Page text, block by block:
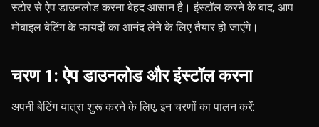
स्टोर से ऐप डाउनलोड करना बेहद आसान है। इंस्टॉल करने के बाद, आप
मोबाइल बेटिंग के फायदों का आनंद लेने के लिए तैयार हो जाएंगे।
चरण 1: ऐप डाउनलोड और इंस्टॉल करना
अपनी बेटिंग यात्रा शुरू करने के लिए, इन चरणों का पालन करें: